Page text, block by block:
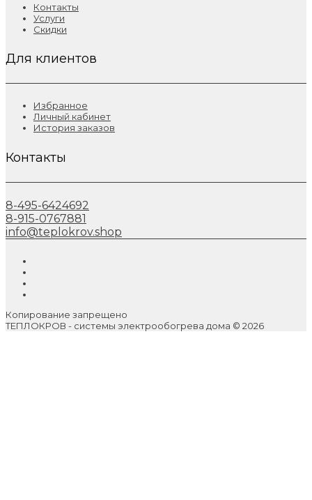
Контакты
Услуги
Скидки
Для клиентов
Избранное
Личный кабинет
История заказов
Контакты
8-495-6424692
8-915-0767881
info@teplokrov.shop
Копирование запрещено
ТЕПЛОКРОВ - системы электрообогрева дома © 2026